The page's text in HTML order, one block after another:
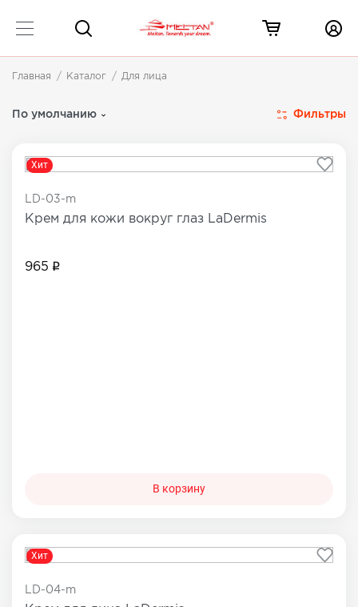
Главная Каталог Для лица
По умолчанию Фильтры
Хит
LD-03-m
Крем для кожи вокруг глаз LaDermis
965
В корзину
Хит
LD-04-m